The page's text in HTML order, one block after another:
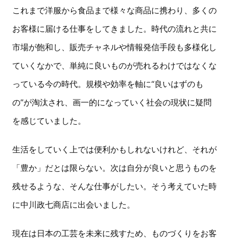
これまで洋服から食品まで様々な商品に携わり、多くの
お客様に届ける仕事をしてきました。時代の流れと共に
市場が飽和し、販売チャネルや情報発信手段も多様化し
ていくなかで、単純に良いものが売れるわけではなくな
っている今の時代。規模や効率を軸に“良いはずのも
の”が淘汰され、画一的になっていく社会の現状に疑問
を感じていました。
生活をしていく上では便利かもしれないけれど、それが
「豊か」だとは限らない。次は自分が良いと思うものを
残せるような、そんな仕事がしたい。そう考えていた時
に中川政七商店に出会いました。
現在は日本の工芸を未来に残すため、ものづくりをお客